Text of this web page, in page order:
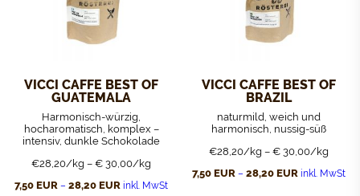
VICCI CAFFE BEST OF
GUATEMALA
Harmonisch-würzig,
hocharomatisch, komplex –
intensiv, dunkle Schokolade
€28,20/kg – € 30,00/kg
7,50EUR –28,20EUR inkl. MwSt
VICCI CAFFE BEST OF
BRAZIL
naturmild, weich und
harmonisch, nussig-süß
€28,20/kg – € 30,00/kg
7,50 EUR– 28,20 EUR inkl. MwSt